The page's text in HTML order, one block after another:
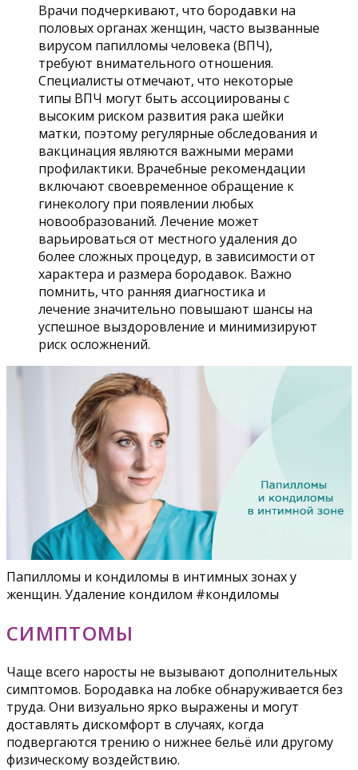
Врачи подчеркивают, что бородавки на
половых органах женщин, часто вызванные
вирусом папилломы человека (ВПЧ),
требуют внимательного отношения.
Специалисты отмечают, что некоторые
типы ВПЧ могут быть ассоциированы с
высоким риском развития рака шейки
матки, поэтому регулярные обследования и
вакцинация являются важными мерами
профилактики. Врачебные рекомендации
включают своевременное обращение к
гинекологу при появлении любых
новообразований. Лечение может
варьироваться от местного удаления до
более сложных процедур, в зависимости от
характера и размера бородавок. Важно
помнить, что ранняя диагностика и
лечение значительно повышают шансы на
успешное выздоровление и минимизируют
риск осложнений.
Папилломы и кондиломы в интимных зонах у
женщин. Удаление кондилом #кондиломы
СИМПТОМЫ
Чаще всего наросты не вызывают дополнительных
симптомов. Бородавка на лобке обнаруживается без
труда. Они визуально ярко выражены и могут
доставлять дискомфорт в случаях, когда
подвергаются трению о нижнее бельё или другому
физическому воздействию.